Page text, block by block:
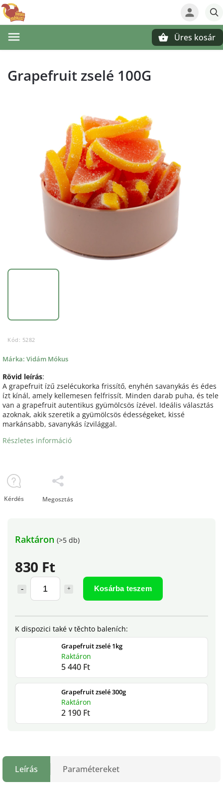
Üres kosár
Grapefruit zselé 100G
Kód: 5282
Márka: Vidám Mókus
830 Ft
Kosárba teszem
Grapefruit zselé 1kg
Raktáron
5 440 Ft
Grapefruit zselé 300g
Raktáron
2 190 Ft
Raktáron (>5 db)
Rövid leírás:
A grapefruit ízű zselécukorka frissítő, enyhén savanykás és édes
ízt kínál, amely kellemesen felfrissít. Minden darab puha, és tele
van a grapefruit autentikus gyümölcsös ízével. Ideális választás
azoknak, akik szeretik a gyümölcsös édességeket, kissé
markánsabb, savanykás ízvilággal.
Részletes információ
Kérdés Megosztás
Leírás Paramétereket